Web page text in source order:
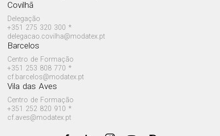
Covilhã
Delegação
+351 275 320 300 *
delegacao.covilha@modatex.pt
Barcelos
Centro de Formação
+351 253 808 770 *
cf.barcelos@modatex.pt
Vila das Aves
Centro de Formação
+351 252 820 910 *
cf.aves@modatex.pt